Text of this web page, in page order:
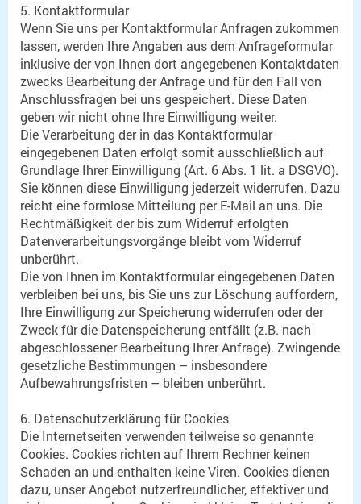
5. Kontaktformular
Wenn Sie uns per Kontaktformular Anfragen zukommen
lassen, werden Ihre Angaben aus dem Anfrageformular
inklusive der von Ihnen dort angegebenen Kontaktdaten
zwecks Bearbeitung der Anfrage und für den Fall von
Anschlussfragen bei uns gespeichert. Diese Daten
geben wir nicht ohne Ihre Einwilligung weiter.
Die Verarbeitung der in das Kontaktformular
eingegebenen Daten erfolgt somit ausschließlich auf
Grundlage Ihrer Einwilligung (Art. 6 Abs. 1 lit. a DSGVO).
Sie können diese Einwilligung jederzeit widerrufen. Dazu
reicht eine formlose Mitteilung per E-Mail an uns. Die
Rechtmäßigkeit der bis zum Widerruf erfolgten
Datenverarbeitungsvorgänge bleibt vom Widerruf
unberührt.
Die von Ihnen im Kontaktformular eingegebenen Daten
verbleiben bei uns, bis Sie uns zur Löschung auffordern,
Ihre Einwilligung zur Speicherung widerrufen oder der
Zweck für die Datenspeicherung entfällt (z.B. nach
abgeschlossener Bearbeitung Ihrer Anfrage). Zwingende
gesetzliche Bestimmungen – insbesondere
Aufbewahrungsfristen – bleiben unberührt.
6. Datenschutzerklärung für Cookies
Die Internetseiten verwenden teilweise so genannte
Cookies. Cookies richten auf Ihrem Rechner keinen
Schaden an und enthalten keine Viren. Cookies dienen
dazu, unser Angebot nutzerfreundlicher, effektiver und